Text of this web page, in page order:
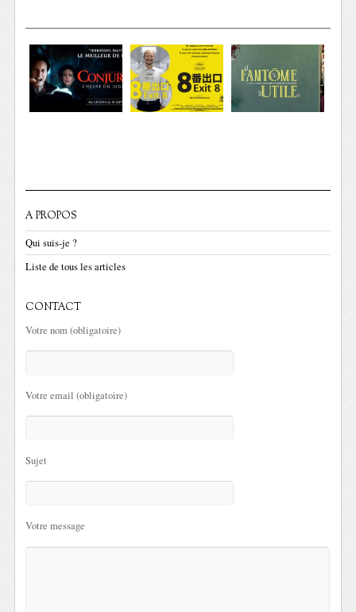
A PROPOS
Qui suis-je ?
Liste de tous les articles
CONTACT
Votre nom (obligatoire)
Votre email (obligatoire)
Sujet
Votre message